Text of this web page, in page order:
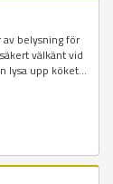
belysning för
välkänt vid
lysa upp köket...